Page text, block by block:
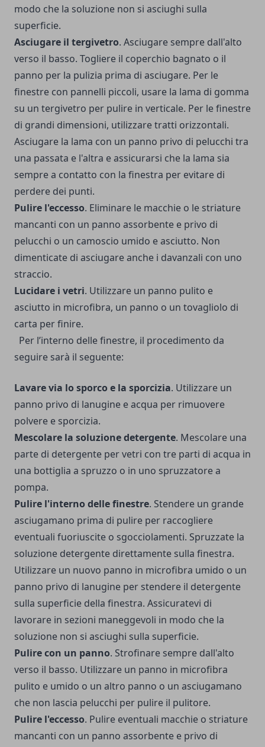
modo che la soluzione non si asciughi sulla
superficie.
Asciugare il tergivetro. Asciugare sempre dall'alto
verso il basso. Togliere il coperchio bagnato o il
panno per la pulizia prima di asciugare. Per le
finestre con pannelli piccoli, usare la lama di gomma
su un tergivetro per pulire in verticale. Per le finestre
di grandi dimensioni, utilizzare tratti orizzontali.
Asciugare la lama con un panno privo di pelucchi tra
una passata e l'altra e assicurarsi che la lama sia
sempre a contatto con la finestra per evitare di
perdere dei punti.
Pulire l'eccesso. Eliminare le macchie o le striature
mancanti con un panno assorbente e privo di
pelucchi o un camoscio umido e asciutto. Non
dimenticate di asciugare anche i davanzali con uno
straccio.
Lucidare i vetri. Utilizzare un panno pulito e
asciutto in microfibra, un panno o un tovagliolo di
carta per finire.
Per l’interno delle finestre, il procedimento da
seguire sarà il seguente:
Lavare via lo sporco e la sporcizia. Utilizzare un
panno privo di lanugine e acqua per rimuovere
polvere e sporcizia.
Mescolare la soluzione detergente. Mescolare una
parte di detergente per vetri con tre parti di acqua in
una bottiglia a spruzzo o in uno spruzzatore a
pompa.
Pulire l'interno delle finestre. Stendere un grande
asciugamano prima di pulire per raccogliere
eventuali fuoriuscite o sgocciolamenti. Spruzzate la
soluzione detergente direttamente sulla finestra.
Utilizzare un nuovo panno in microfibra umido o un
panno privo di lanugine per stendere il detergente
sulla superficie della finestra. Assicuratevi di
lavorare in sezioni maneggevoli in modo che la
soluzione non si asciughi sulla superficie.
Pulire con un panno. Strofinare sempre dall'alto
verso il basso. Utilizzare un panno in microfibra
pulito e umido o un altro panno o un asciugamano
che non lascia pelucchi per pulire il pulitore.
Pulire l'eccesso. Pulire eventuali macchie o striature
mancanti con un panno assorbente e privo di